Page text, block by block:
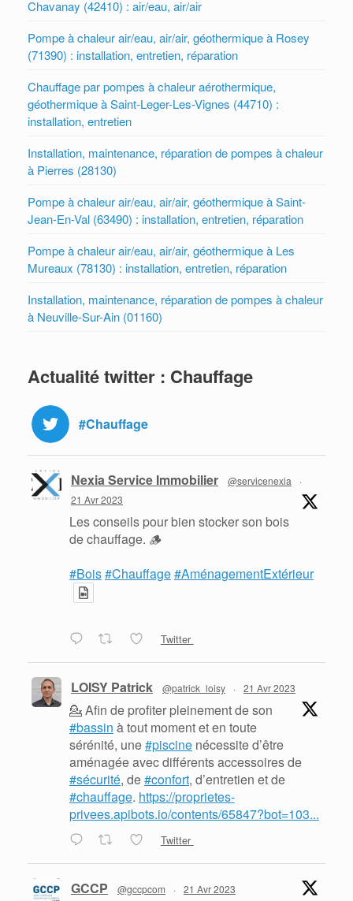
Chavanay (42410) : air/eau, air/air
Pompe à chaleur air/eau, air/air, géothermique à Rosey
(71390) : installation, entretien, réparation
Chauffage par pompes à chaleur aérothermique,
géothermique à Saint-Leger-Les-Vignes (44710) :
installation, entretien
Installation, maintenance, réparation de pompes à chaleur
à Pierres (28130)
Pompe à chaleur air/eau, air/air, géothermique à Saint-
Jean-En-Val (63490) : installation, entretien, réparation
Pompe à chaleur air/eau, air/air, géothermique à Les
Mureaux (78130) : installation, entretien, réparation
Installation, maintenance, réparation de pompes à chaleur
à Neuville-Sur-Ain (01160)
Actualité twitter : Chauffage
#Chauffage
Nexia Service Immobilier @servicenexia
·
21 Avr 2023
Les conseils pour bien stocker son bois
de chauffage. 🪵
#Bois#Chauffage#AménagementExtérieur
Twitter
LOISY Patrick @patrick_loisy · 21 Avr 2023
💁 Afin de profiter pleinement de son
#bassin à tout moment et en toute
sérénité, une#piscine nécessite d’être
aménagée avec différents accessoires de
#sécurité, de#confort, d’entretien et de
#chauffage. https://proprietes-
privees.apibots.io/contents/65847?bot=103...
Twitter
GCCP @gccpcom · 21 Avr 2023